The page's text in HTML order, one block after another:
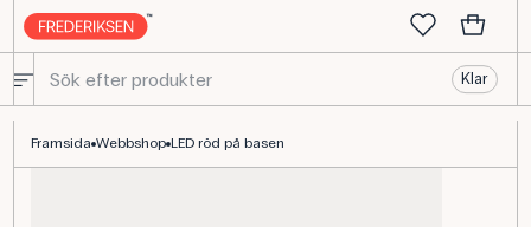
Klar
Framsida Webbshop LED röd på basen